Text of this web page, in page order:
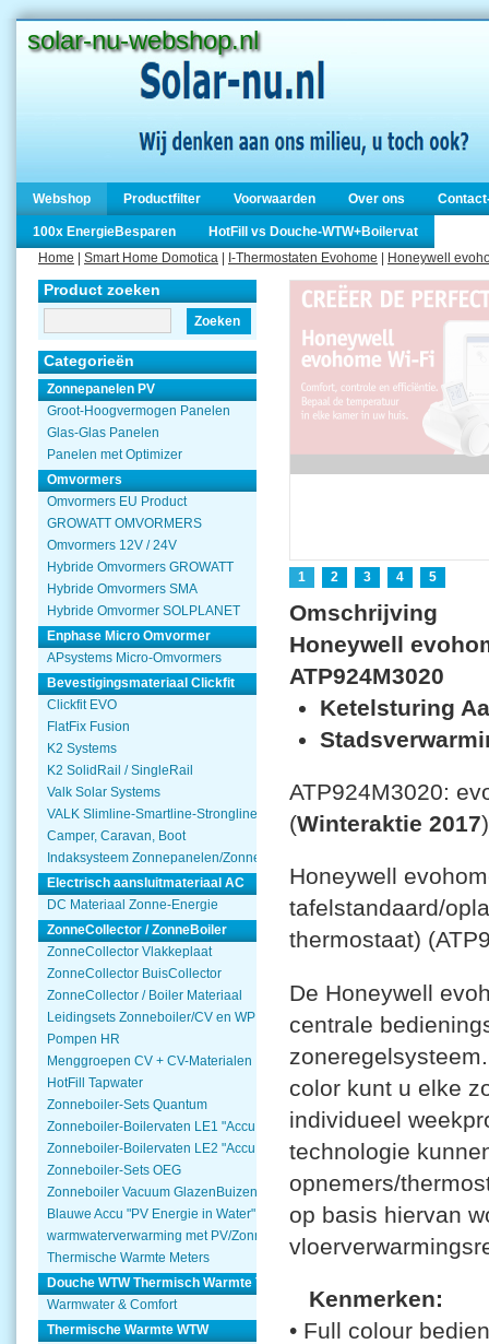
solar-nu-webshop.nl
Webshop Productfilter Voorwaarden Over ons
100x EnergieBesparen
HotFill vs Douche-WTW+Boilervat
Home
Smart Home Domotica I-Thermostaten Evohome Honeywell
Product zoeken
Zoeken
Categorieën
Zonnepanelen PV
Groot-Hoogvermogen Panelen
Glas-Glas Panelen
Panelen met Optimizer
Omvormers
Omvormers EU Product
GROWATT OMVORMERS
Omvormers 12V / 24V
Hybride Omvormers GROWATT
Hybride Omvormers SMA
Hybride Omvormer SOLPLANET
Enphase Micro Omvormer
APsystems Micro-Omvormers
Bevestigingsmateriaal Clickfit
Clickfit EVO
FlatFix Fusion
K2 Systems
K2 SolidRail / SingleRail
Valk Solar Systems
VALK Slimline-Smartline-Strongline
Camper, Caravan, Boot
Indaksysteem Zonnepanelen/Zonnecollector
Electrisch aansluitmateriaal AC
DC Materiaal Zonne-Energie
ZonneCollector / ZonneBoiler
ZonneCollector Vlakkeplaat
ZonneCollector BuisCollector
ZonneCollector / Boiler Materiaal
Leidingsets Zonneboiler/CV en WP
Pompen HR
Menggroepen CV + CV-Materialen
HotFill Tapwater
Zonneboiler-Sets Quantum
Zonneboiler-Boilervaten LE1 "Accu Woning Watmte"
Zonneboiler-Boilervaten LE2 "Accu Woning Watmte"
Zonneboiler-Sets OEG
Zonneboiler Vacuum GlazenBuizen
Blauwe Accu "PV Energie in Water"
warmwaterverwarming met PV/Zonnepanelen
Thermische Warmte Meters
Douche WTW Thermisch Warmte Terugwinnen
Warmwater & Comfort
Thermische Warmte WTW
1 2 3 4 5
Omschrijving
Honeywell
ATP924M3020
Ketelsturing
ATP924M3020:
(Winteraktie 2017)
Honeywell
tafelstandaard/
thermostaat)
De Honeywell
centrale
color kunt u elke
individueel
technologie
opnemers/
op basis hiervan
Kenmerken:
• Full colour